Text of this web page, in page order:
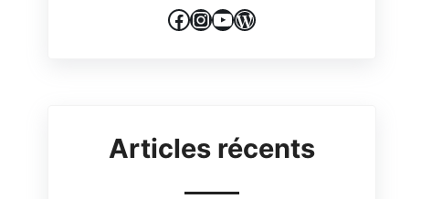
Facebook
Instagram
YouTube
WordPress
Articles récents